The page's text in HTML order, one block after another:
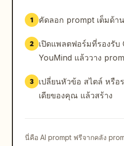
1 คัดลอก prompt เต็มด้า
2
เปิดแพลตฟอร์มที่รองรับ
YouMind แล้ววาง
3
เปลี่ยนหัวข้อ สไตล์ หรือ
เดียของคุณ แล้วสร้าง
นี่คือ AI prompt ฟรีจากคลัง